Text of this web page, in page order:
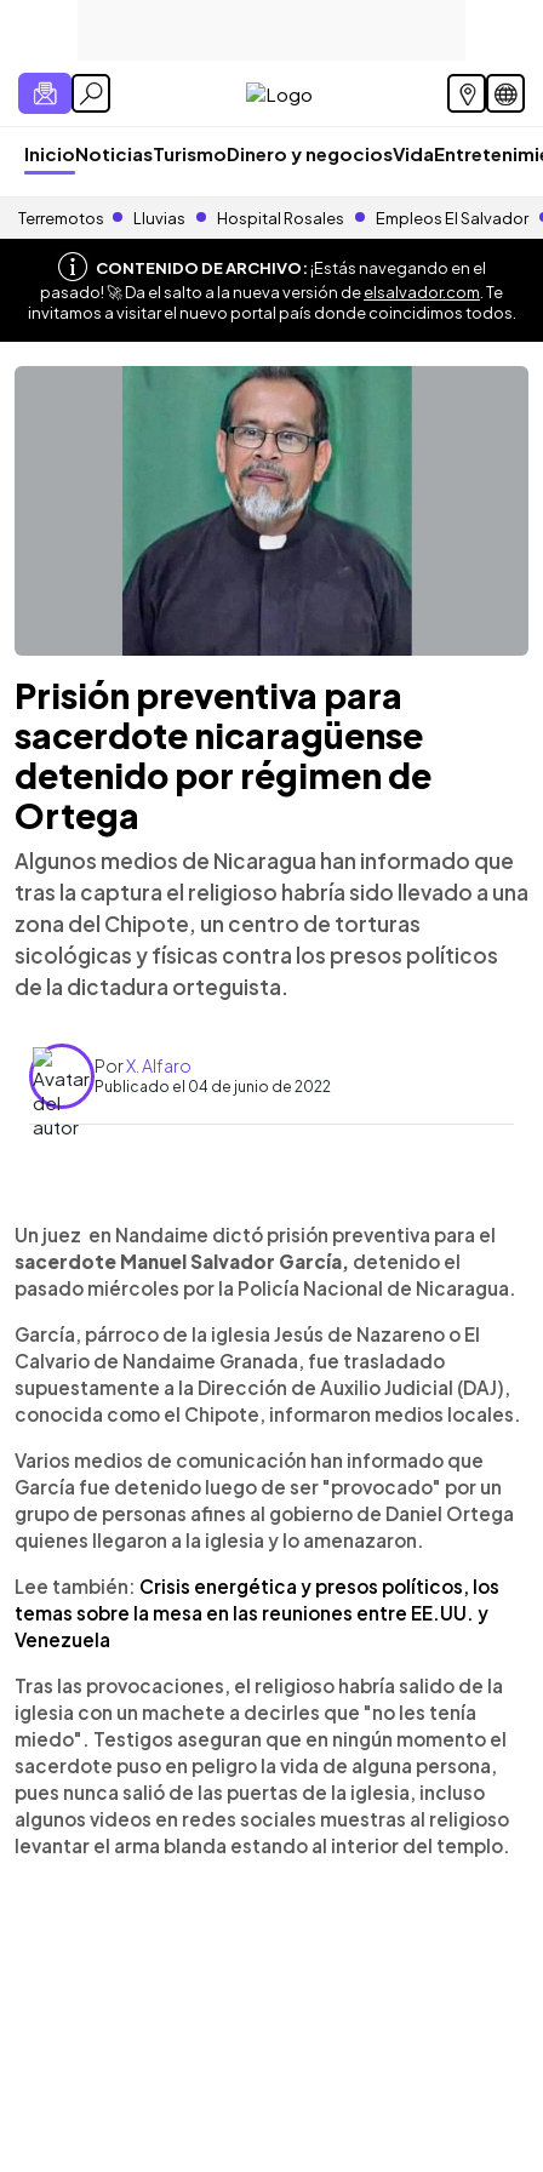
InicioNoticiasTurismoDinero y negociosVida
Terremotos Lluvias Hospital Rosales Empleos El Salvador
CONTENIDO DE ARCHIVO:¡Estás navegando en el
pasado! 🚀 Da el salto a la nueva versión deelsalvador.com . Te
invitamos a visitar el nuevo portal país donde coincidimos todos.
Prisión preventiva para
sacerdote nicaragüense
detenido por régimen de
Ortega
Algunos medios de Nicaragua han informado que
tras la captura el religioso habría sido llevado a una
zona del Chipote, un centro de torturas
sicológicas y físicas contra los presos políticos
de la dictadura orteguista.
PorX. Alfaro
Publicado el 04 de junio de 2022
Escuchar artículo
Un juez en Nandaime dictó prisión preventiva para el
sacerdote Manuel Salvador García, detenido el
pasado miércoles por la Policía Nacional de Nicaragua.
García, párroco de la iglesia Jesús de Nazareno o El
Calvario de Nandaime Granada, fue trasladado
supuestamente a la Dirección de Auxilio Judicial (DAJ),
conocida como el Chipote, informaron medios locales.
Varios medios de comunicación han informado que
García fue detenido luego de ser "provocado" por un
grupo de personas afines al gobierno de Daniel Ortega
quienes llegaron a la iglesia y lo amenazaron.
Lee también: Crisis energética y presos políticos, los
temas sobre la mesa en las reuniones entre EE.UU. y
Venezuela
Tras las provocaciones, el religioso habría salido de la
iglesia con un machete a decirles que "no les tenía
miedo". Testigos aseguran que en ningún momento el
sacerdote puso en peligro la vida de alguna persona,
pues nunca salió de las puertas de la iglesia, incluso
algunos videos en redes sociales muestras al religioso
levantar el arma blanda estando al interior del templo.